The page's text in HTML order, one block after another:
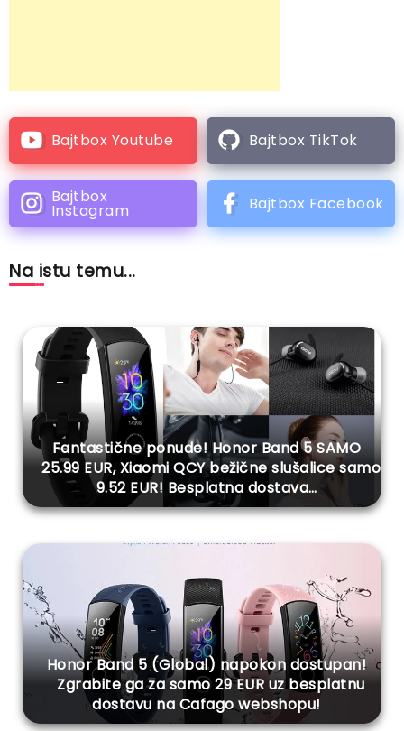
Bajtbox Youtube Bajtbox TikTok
Bajtbox
Instagram Bajtbox Facebook
Na istu temu...
Fantastične ponude! Honor Band 5 SAMO
25.99 EUR, Xiaomi QCY bežične slušalice samo
9.52 EUR! Besplatna dostava…
Honor Band 5 (Global) napokon dostupan!
Zgrabite ga za samo 29 EUR uz besplatnu
dostavu na Cafago webshopu!